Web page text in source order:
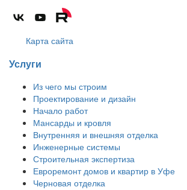
Карта сайта
Услуги
Из чего мы строим
Проектирование и дизайн
Начало работ
Мансарды и кровля
Внутренняя и внешняя отделка
Инженерные системы
Строительная экспертиза
Евроремонт домов и квартир в Уфе
Черновая отделка